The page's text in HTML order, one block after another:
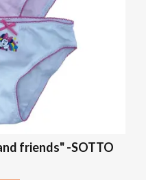
friends" -SOTTO